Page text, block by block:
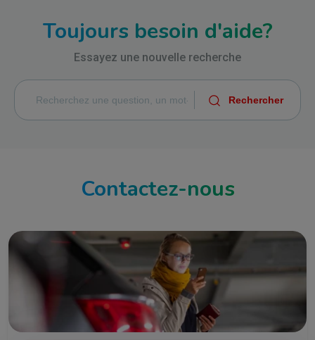
Toujours besoin d'aide?
Essayez une nouvelle recherche
Contactez-nous